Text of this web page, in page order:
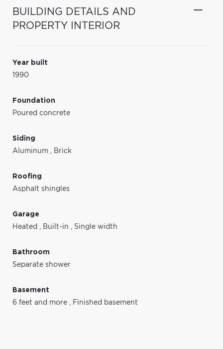
BUILDING DETAILS AND
PROPERTY INTERIOR
Year built
1990
Foundation
Poured concrete
Siding
Aluminum , Brick
Roofing
Asphalt shingles
Garage
Heated , Built-in , Single width
Bathroom
Separate shower
Basement
6 feet and more , Finished basement